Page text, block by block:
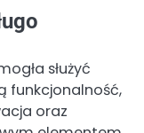
służyć
funkcjonalność,
oraz